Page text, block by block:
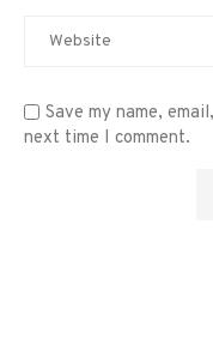
Save my name,
next time I comment.